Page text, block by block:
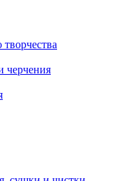
черчения